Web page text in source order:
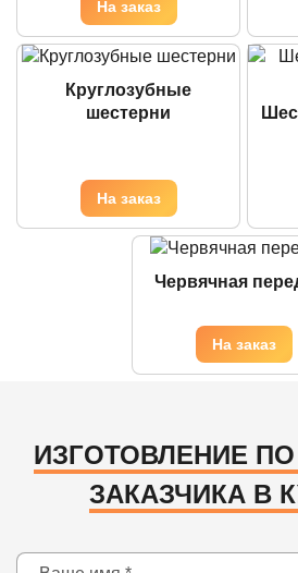
Круглозубные
шестерни
Червячная
ИЗГОТОВЛЕНИЕ
ЗАКАЗЧИКА В